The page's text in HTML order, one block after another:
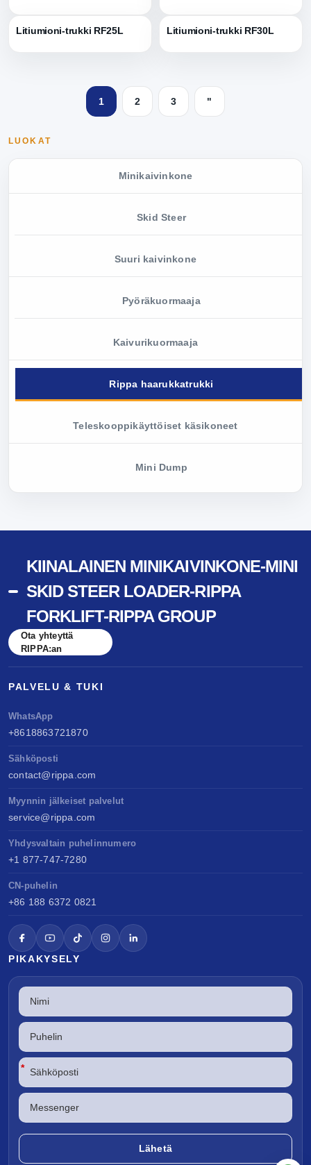
LUOKAT
Minikaivinkone
Skid Steer
Suuri kaivinkone
Pyöräkuormaaja
Kaivurikuormaaja
Rippa haarukkatrukki
Teleskooppikäyttöiset käsikoneet
Mini Dump
Litiumioni-trukki RF25L Litiumioni-trukki RF30L
1 2 3 "
KIINALAINEN MINIKAIVINKONE-MINI
SKID STEER LOADER-RIPPA
FORKLIFT-RIPPA GROUP
Ota yhteyttä
RIPPA:an
PALVELU & TUKI
WhatsApp
+8618863721870
Sähköposti
contact@rippa.com
Myynnin jälkeiset palvelut
service@rippa.com
Yhdysvaltain puhelinnumero
+1 877-747-7280
CN-puhelin
+86 188 6372 0821
PIKAKYSELY
*